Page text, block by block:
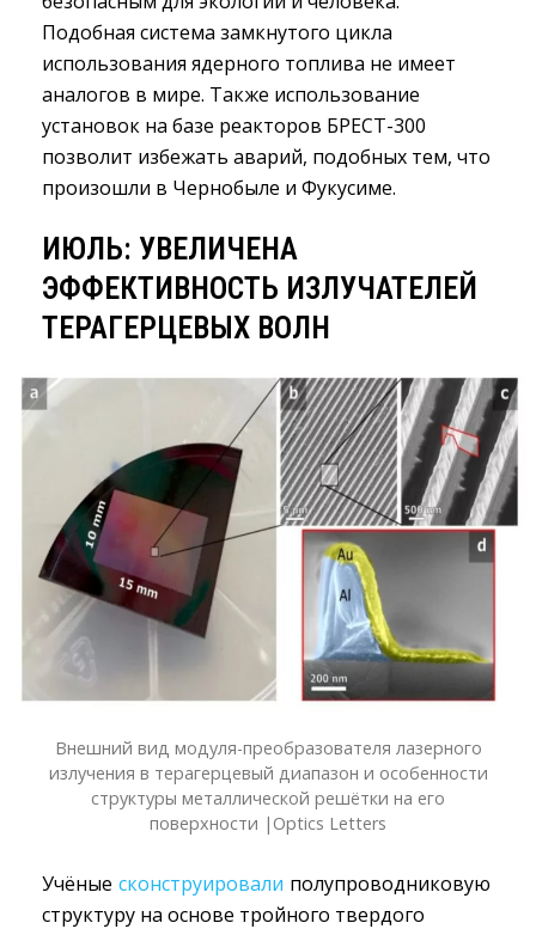
Подобная система замкнутого цикла
использования ядерного топлива не имеет
аналогов в мире. Также использование
установок на базе реакторов БРЕСТ-300
позволит избежать аварий, подобных тем, что
произошли в Чернобыле и Фукусиме.
ИЮЛЬ: УВЕЛИЧЕНА
ЭФФЕКТИВНОСТЬ ИЗЛУЧАТЕЛЕЙ
ТЕРАГЕРЦЕВЫХ ВОЛН
Внешний вид модуля-преобразователя лазерного
излучения в терагерцевый диапазон и особенности
структуры металлической решётки на его
поверхности |Optics Letters
Учёные сконструировали полупроводниковую
структуру на основе тройного твердого